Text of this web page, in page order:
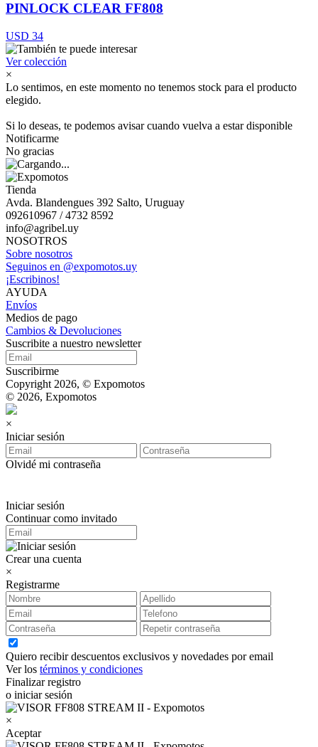
PINLOCK CLEAR FF808
USD 34
Ver colección
×
Lo sentimos, en este momento no tenemos stock para el producto
elegido.
Si lo deseas, te podemos avisar cuando vuelva a estar disponible
Notificarme
No gracias
Tienda
Avda. Blandengues 392 Salto, Uruguay
092610967 / 4732 8592
info@agribel.uy
NOSOTROS
Sobre nosotros
Seguinos en @expomotos.uy
¡Escribinos!
AYUDA
Envíos
Medios de pago
Cambios & Devoluciones
Suscribite a nuestro newsletter
Suscribirme
Copyright 2026, © Expomotos
© 2026, Expomotos
×
Iniciar sesión
Olvidé mi contraseña
Iniciar sesión
Continuar como invitado
Crear una cuenta
×
Registrarme
Quiero recibir descuentos exclusivos y novedades por email
Ver los términos y condiciones
Finalizar registro
o iniciar sesión
×
Aceptar